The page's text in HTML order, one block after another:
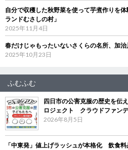
自分で収穫した秋野菜を使って芋煮作りを
ランドむさしの村」
2025年11月4日
春だけじゃもったいないさくらの名所、加
2025年10月23日
ふむふむ
四日市の公害克服の歴史を伝
ロジェクト クラウドファン
2026年8月5日
「中東発」値上げラッシュが本格化 飲食